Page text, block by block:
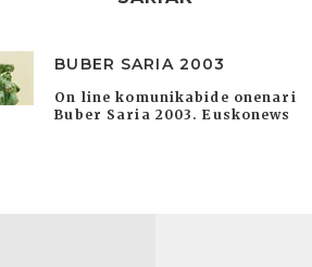
BUBER SARIA 2003
On line komunikabide onenari
Buber Saria 2003. Euskonews